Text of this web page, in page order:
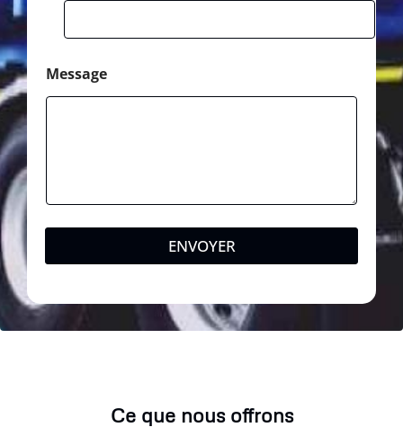
Message
ENVOYER
Ce que nous offrons